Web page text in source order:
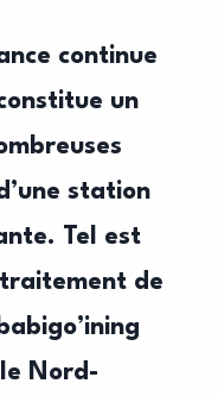
continue
un
station
Tel est
de
Nord-